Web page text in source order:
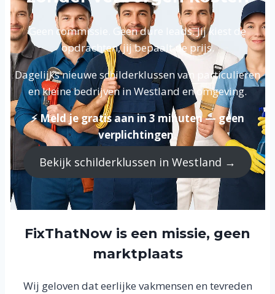
Geen commissie. Geen dure leads. Jij kiest de
opdrachten, jij bepaalt de prijs.
Dagelijks nieuwe schilderklussen van particulieren
en kleine bedrijven in Westland en omgeving.
⚡ Meld je gratis aan in 3 minuten — geen
verplichtingen.
Bekijk schilderklussen in Westland →
FixThatNow is een missie, geen
marktplaats
Wij geloven dat eerlijke vakmensen en tevreden